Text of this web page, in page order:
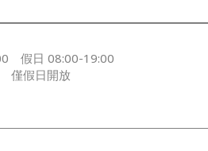
假日 08:00-19:00
僅假日開放